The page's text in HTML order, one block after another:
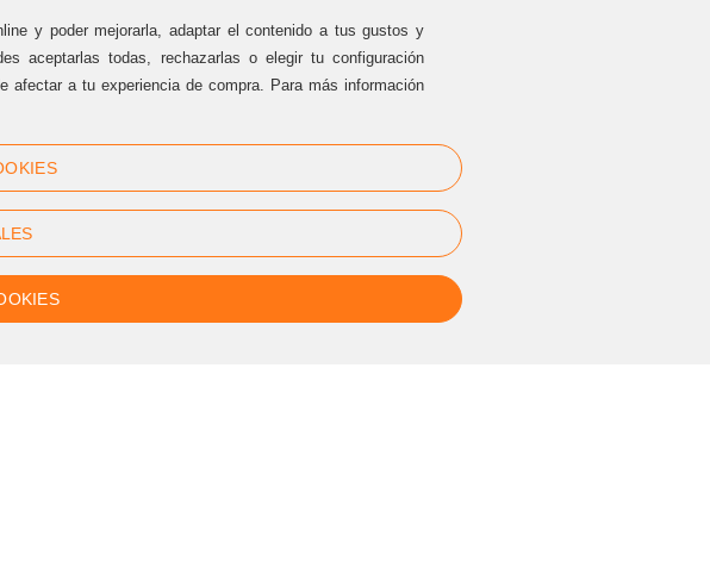
Instagram
PRIVADOS
y poder mejorarla, adaptar el contenido a tus gustos y
aceptarlas todas, rechazarlas o elegir tu configuración
afectar a tu experiencia de compra. Para más información